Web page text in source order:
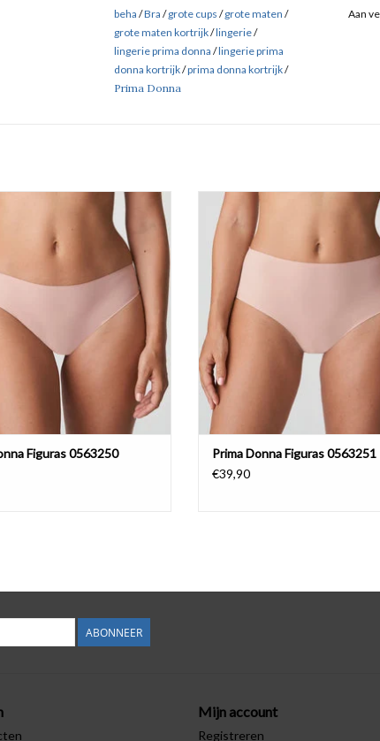
beha /Bra /grote cups /grote maten /
grote maten kortrijk/lingerie/
lingerie prima donna /lingerie prima
donna kortrijk/prima donna kortrijk/
Prima Donna
Aan
Figuras 0563250
Prima Donna Figuras 0563251
€39,90
ABONNEER
Mijn account
Registreren